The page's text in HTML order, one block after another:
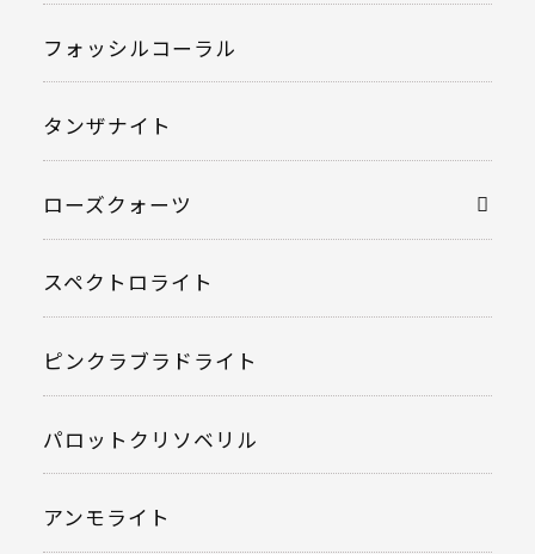
フォッシルコーラル
タンザナイト
ローズクォーツ
スペクトロライト
ピンクラブラドライト
パロットクリソベリル
アンモライト